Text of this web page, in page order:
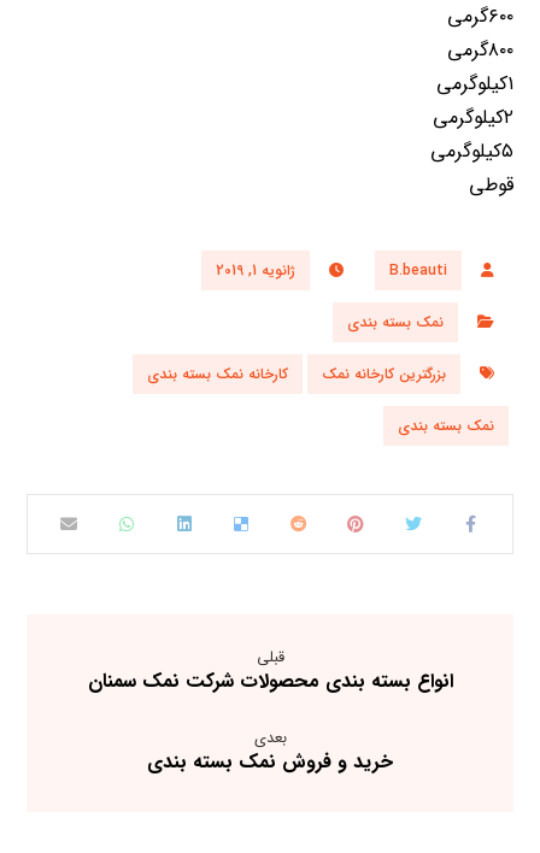
۶۰۰گرمی
۸۰۰گرمی
۱کیلوگرمی
۲کیلوگرمی
۵کیلوگرمی
قوطی
B.beauti ژانویه 1, 2019
نمک بسته بندی
بزرگترین کارخانه نمک کارخانه نمک بسته بندی
نمک بسته بندی
قبلی
انواع بسته بندی محصولات شرکت نمک سمنان
بعدی
خرید و فروش نمک بسته بندی